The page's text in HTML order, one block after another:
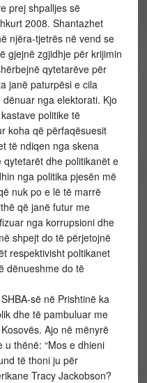
prej shpalljes së
2008. Shantazhet
njëra-tjetrës në vend se
gjejnë zgjidhje për krijimin
qytetarëve për
janë paturpësi e cila
nga elektorati. Kjo
politike të
koha që përfaqësuesit
të ndiqen nga skena
dhe politikanët e
nga politika pjesën më
nuk po e lë të marrë
që janë futur me
nga korrupsioni dhe
shpejt do të përjetojnë
respektivisht poltikanet
dënueshme do të
së në Prishtinë ka
dhe të pambuluar me
Ajo në mënyrë
thënë: “Mos e dhieni
të thoni ju për
Tracy Jackobson?